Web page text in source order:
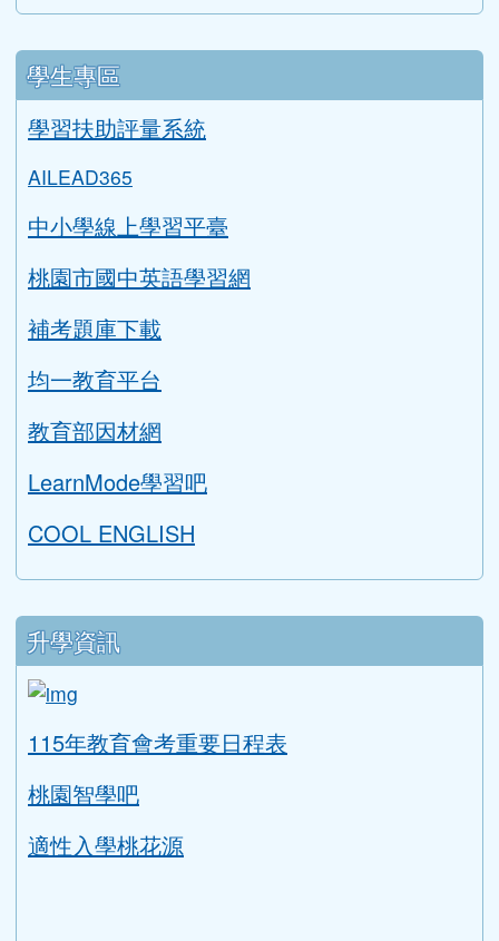
學生專區
學習扶助評量系統
AILEAD365
中小學線上學習平臺
桃園市國中英語學習網
補考題庫下載
均一教育平台
教育部因材網
LearnMode學習吧
COOL ENGLISH
升學資訊
ink to https://tyc.entry.edu.tw/NoExamImitate_TL/
115年教育會考重要日程表
桃園智學吧
適性入學桃花源